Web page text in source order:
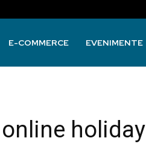
E-COMMERCE EVENIMENTE
holiday